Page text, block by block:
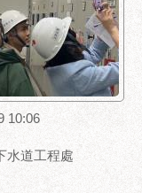
10:06
水道工程處